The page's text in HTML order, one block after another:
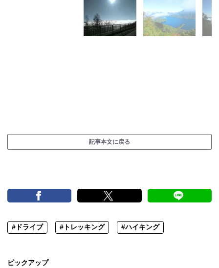
記事本文に戻る
#ドライブ #トレッキング #ハイキング
ピックアップ